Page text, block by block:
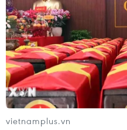
vietnamplus.vn